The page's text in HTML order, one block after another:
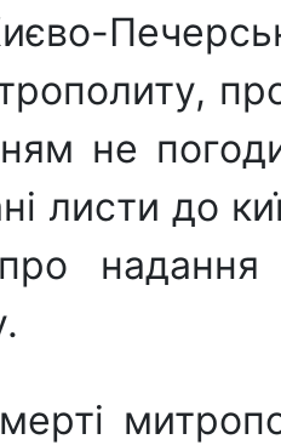
не
листи до
надання